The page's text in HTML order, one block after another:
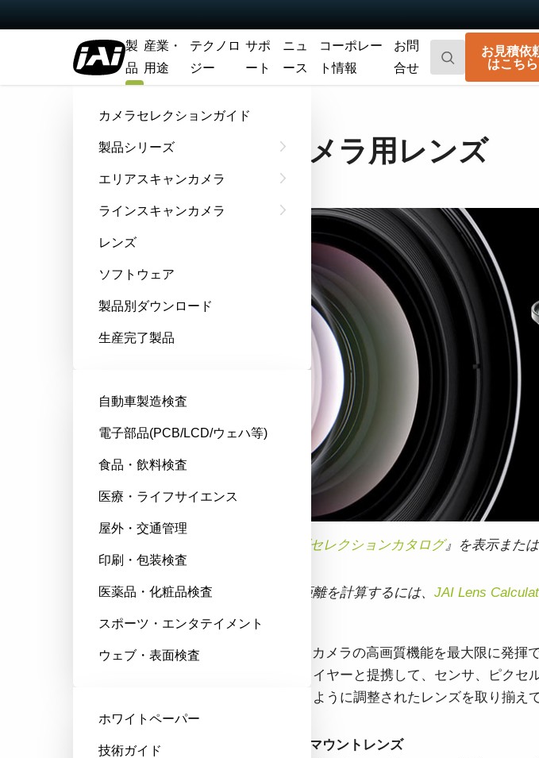
製
品
産業・
用途
テクノロ
ジー
サポ
ート
ニュ
ース
コーポレー
ト情報
お問
合せ
お見積依
はこちら
カメラセレクションガイド
製品シリーズ
エリアスキャンカメラ
ラインスキャンカメラ
レンズ
ソフトウェア
製品別ダウンロード
生産完了製品
高性能、ハイコストパフォー
世代のマシンビジョンシステ
CMOSエリアスキャンカメラ
コンパクトで高速。先進
搭載した汎用エリアスキ
す。
高解像度、高フレームレート
実現する高性能エリアスキャ
す。
特殊用途向けに最適化さ
ンサ搭載のマルチスペク
キャンカメラです。
Fusion Flex-Eye
2つまたは3つのセンサを備
ペクトルカメラ（可視光お
光）をカスタマイズいたしま
Apex Series
従来のベイヤー式カメ
た色再現性を誇る
カラーエリアスキャン
Apex 顕微鏡観察用カ
低ノイズかつ高感度。カラ
向けに設計されたプリズム
Sweep Series
高速スキャンレートと
モノクロ／トライリニ
ンカメラです。
Sweep+ Series
高い色再現性、高感度、マル
ルオプションも備えたマルチ
リズム分光式、RGB、RGB/
RGB/SWIR ラインスキャンカ
Wave Series
短波長赤外線（SWIR）
単一センサーInGaAsラ
ラおよびエリアスキャン
シングルセンサ - カ
ラです。最新のソニー製
ンサを採用したモデルもあり
シングルセンサ -
メラです。最新のソニ
センサを採用したモデル
短波長赤外線イメージング
ル InGaAs センサエリアスキ
す。可視光画像と SWIR 画
が可能です。
近紫外線領域に感度を
レッシブエリアスキャ
定の解像度、スピード
ています。
自動車製造検査
電子部品(PCB/LCD/ウェハ等)
食品・飲料検査
医療・ライフサイエンス
屋外・交通管理
印刷・包装検査
医薬品・化粧品検査
スポーツ・エンタテイメント
ウェブ・表面検査
ホワイトペーパー
技術ガイド
JAIカメラ用レンズ
JAI レンズセレクションカタログ』を表示また
適切な焦点距離を計算するには、 JAI Lens
JAIでは、JAIカメラの高画質機能を最大限に発
な光学サプライヤーと提携して、センサ、ピク
を最大化するように調整されたレンズを取り揃え
コンパクトCマウントレンズ